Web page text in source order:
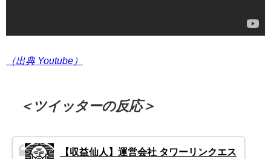
（出典 Youtube）
＜ツイッターの反応＞
【収益仙人】運営会社 タワーリンクエス